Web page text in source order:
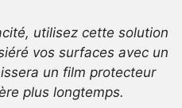
utilisez cette solution
vos surfaces avec un
un film protecteur
plus longtemps.